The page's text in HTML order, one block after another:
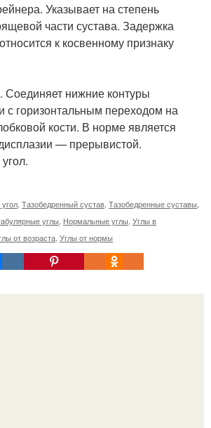
Указывает на степень
части сустава. Задержка
к косвенному признаку
нижние контуры
с горизонтальным переходом на
кости. В норме является
— прерывистой.
Тазобедренный сустав Тазобедренные суставы
углы Нормальные углы Углы в
от возраста Углы от нормы